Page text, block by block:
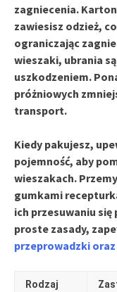
zagniecenia.
zawiesisz odzież,
ograniczając
wieszaki, ubrania
uszkodzeniem.
próżniowych
transport.
Kiedy pakujesz,
pojemność, aby
wieszakach.
gumkami
ich przesuwaniu
proste zasady,
przeprowadzki
Rodzaj